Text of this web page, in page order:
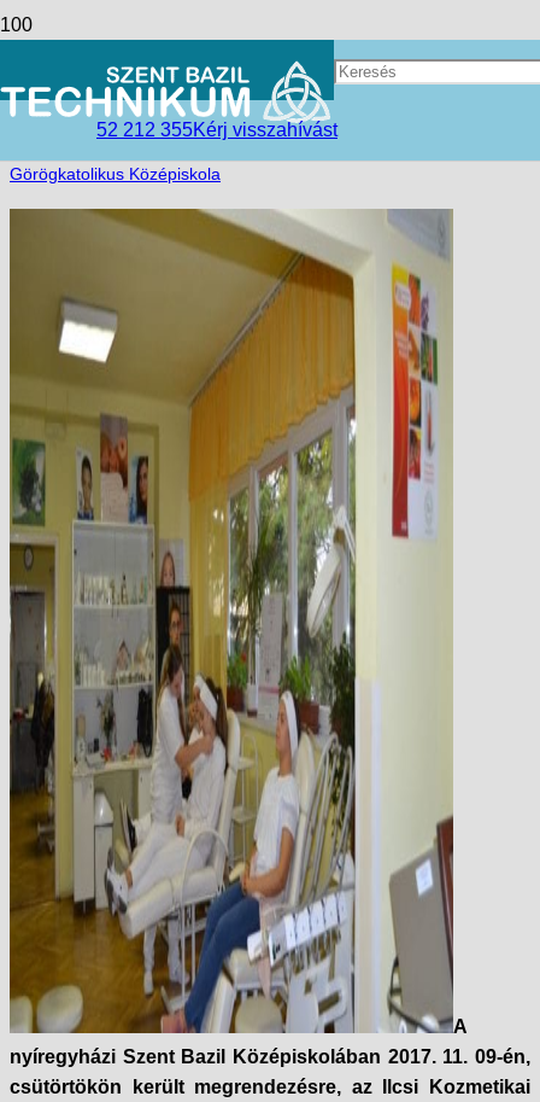
52 212 355Kérj visszahívást
Bőrdiagnosztika tanfolyam
access_time2017-11-24
Hírek,Nyíregyházi Tagintézmény
Görögkatolikus Középiskola
A
nyíregyházi Szent Bazil Középiskolában 2017. 11. 09-én,
csütörtökön került megrendezésre, az Ilcsi Kozmetikai